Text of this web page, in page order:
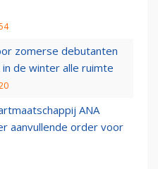
zomerse debutanten
in de winter alle ruimte
ANA
aanvullende order voor